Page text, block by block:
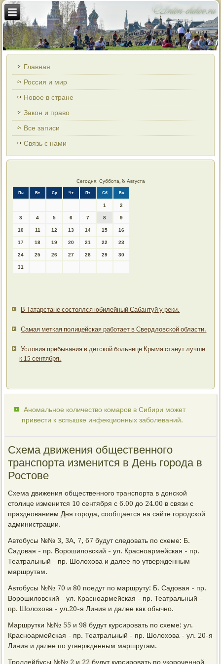
Главная
Россия и мир
Новое в стране
Закон и право
Все записи
Связь с нами
Сегодня: Суббота, 8 Августа
Пн Вт Ср Чт Пт Сб Вс
1 2
3 4 5 6 7 8 9
10 11 12 13 14 15 16
17 18 19 20 21 22 23
24 25 26 27 28 29 30
31
В Татарстане состоялся юбилейный Сабантуй у реки.
Самая меткая полицейская работает в Свердловской области.
Условия пребывания в детской больнице Крыма станут лучше
к 15 сентября.
Аномальное количество комаров в Сибири может
привести к вспышке инфекционных заболеваний.
Схема движения общественного
транспорта изменится в День города в
Ростове
Схема движения общественного транспорта в донской
столице изменится 10 сентября с 6.00 до 24.00 в связи с
празднованием Дня города, сообщается на сайте городской
администрации.
Автобусы №№ 3, 3А, 7, 67 будут следовать по схеме: Б.
Садовая - пр. Ворошиловский - ул. Красноармейская - пр.
Театральный - пр. Шолохова и далее по утвержденным
маршрутам.
Автобусы №№ 70 и 80 поедут по маршруту: Б. Садовая - пр.
Ворошиловский - ул. Красноармейская - пр. Театральный -
пр. Шолохова - ул.20-я Линия и далее как обычно.
Маршрутки №№ 55 и 98 будут курсировать по схеме: ул.
Красноармейская - пр. Театральный - пр. Шолохова - ул. 20-я
Линия и далее по утвержденным маршрутам.
Троллейбусы №№ 2 и 22 будут курсировать по укороченной